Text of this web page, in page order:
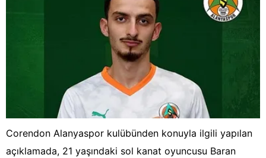
Corendon Alanyaspor kulübünden konuyla ilgili yapılan
açıklamada, 21 yaşındaki sol kanat oyuncusu Baran